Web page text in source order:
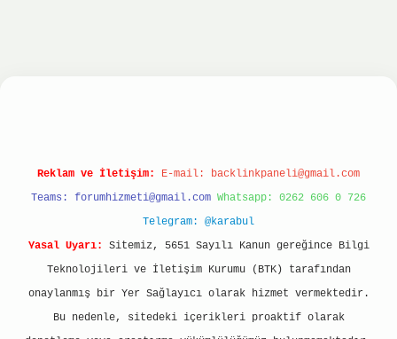
Reklam ve İletişim: E-mail: backlinkpaneli@gmail.com
Teams: forumhizmeti@gmail.com Whatsapp: 0262 606 0 726
Telegram: @karabul
Yasal Uyarı:
Sitemiz, 5651 Sayılı Kanun gereğince Bilgi
Teknolojileri ve İletişim Kurumu (BTK) tarafından
onaylanmış bir Yer Sağlayıcı olarak hizmet vermektedir.
Bu nedenle, sitedeki içerikleri proaktif olarak